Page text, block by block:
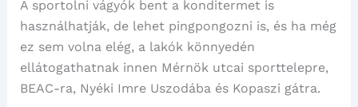
A sportolni vágyók bent a konditermet is
használhatják, de lehet pingpongozni is, és ha még
ez sem volna elég, a lakók könnyedén
ellátogathatnak innen Mérnök utcai sporttelepre,
BEAC-ra, Nyéki Imre Uszodába és Kopaszi gátra.